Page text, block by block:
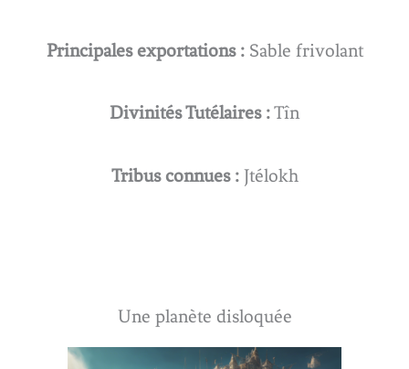
Principales exportations :Sable frivolant
Divinités Tutélaires :Tîn
Tribus connues :Jtélokh
Une planète disloquée